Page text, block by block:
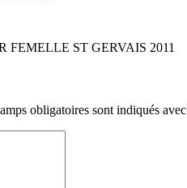
ST GERVAIS 2011
obligatoires sont indiqués avec